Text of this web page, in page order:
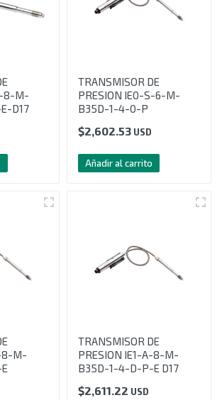
8-M-
D17
TRANSMISOR DE
PRESION IE0-S-6-M-
B35D-1-4-0-P
$2,602.53 USD
Añadir al carrito
8-M-
TRANSMISOR DE
PRESION IE1-A-8-M-
B35D-1-4-D-P-E D17
$2,611.22 USD